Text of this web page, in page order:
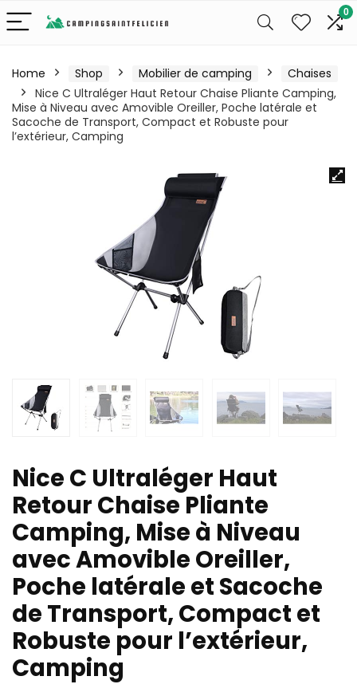
0
Home Shop Mobilier de camping
Chaises
Nice C Ultraléger Haut Retour Chaise Pliante Camping,
Mise à Niveau avec Amovible Oreiller, Poche latérale et
Sacoche de Transport, Compact et Robuste pour
l’extérieur, Camping
Nice C Ultraléger Haut
Retour Chaise Pliante
Camping, Mise à Niveau
avec Amovible Oreiller,
Poche latérale et Sacoche
de Transport, Compact et
Robuste pour l’extérieur,
Camping